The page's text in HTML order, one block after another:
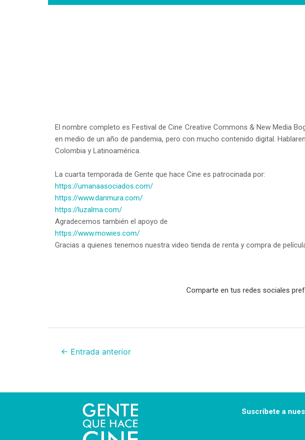
El nombre completo es Festival de Cine Creative Commons & New Media
en medio de un año de pandemia, pero con mucho contenido digital.
Colombia y Latinoamérica.
La cuarta temporada de Gente que hace Cine es patrocinada por:
https://umanaasociados.com/
https://www.danmura.com/
https://luzalma.com/
Agradecemos también el apoyo de
https://www.mowies.com/
Gracias a quienes tenemos nuestra video tienda de renta y compra de
Comparte en tus redes sociales
← Entrada anterior
Suscríbete a